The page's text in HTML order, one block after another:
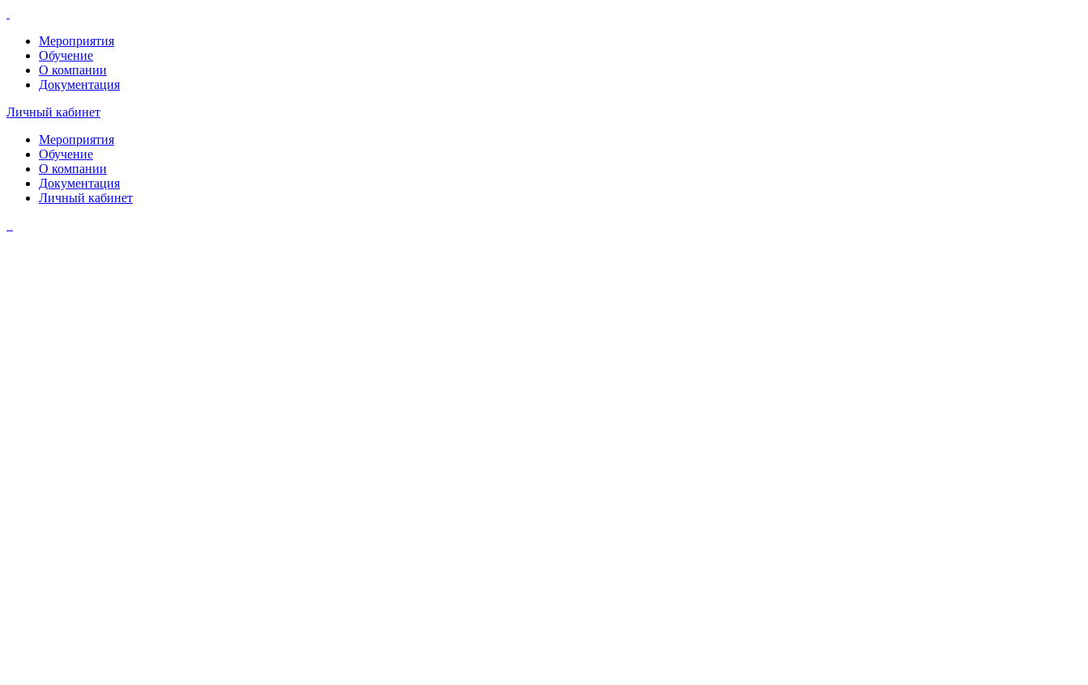
Мероприятия
Обучение
О компании
Документация
Личный кабинет
Мероприятия
Обучение
О компании
Документация
Личный кабинет